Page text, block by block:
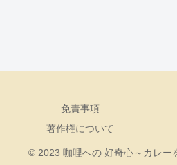
免責事項
著作権について
© 2023 咖哩への 好奇心～カレー